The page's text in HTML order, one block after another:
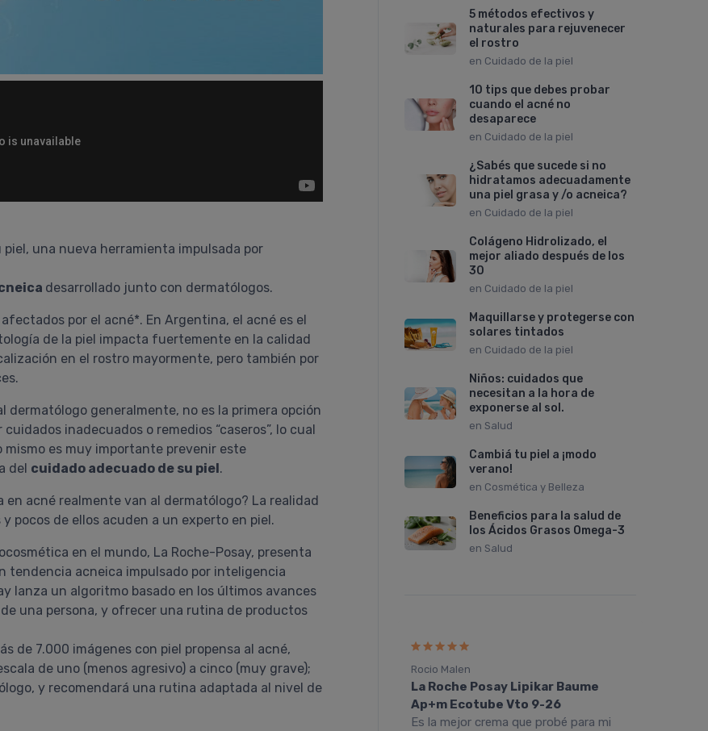
una nueva herramienta impulsada por
desarrollado junto con dermatólogos.
por el acné*. En Argentina, el acné es el
de la piel impacta fuertemente en la calidad
en el rostro mayormente, pero también por
dermatólogo generalmente, no es la primera opción
inadecuados o remedios “caseros”, lo cual
mismo es muy importante prevenir este
del cuidado adecuado de su piel.
acné realmente van al dermatólogo? La realidad
pocos de ellos acuden a un experto en piel.
en el mundo, La Roche-Posay, presenta
tendencia acneica impulsado por inteligencia
lanza un algoritmo basado en los últimos avances
una persona, y ofrecer una rutina de productos
de 7.000 imágenes con piel propensa al acné,
de uno (menos agresivo) a cinco (muy grave);
y recomendará una rutina adaptada al nivel de
5 métodos efectivos y
naturales para rejuvenecer
el rostro
en Cuidado de la piel
10 tips que debes probar
cuando el acné no
desaparece
en Cuidado de la piel
¿Sabés que sucede si no
hidratamos adecuadamente
una piel grasa y /o acneica?
en Cuidado de la piel
Colágeno Hidrolizado, el
mejor aliado después de los
30
en Cuidado de la piel
Maquillarse y protegerse con
solares tintados
en Cuidado de la piel
Niños: cuidados que
necesitan a la hora de
exponerse al sol.
en Salud
Cambiá tu piel a ¡modo
verano!
en Cosmética y Belleza
Beneficios para la salud de
los Ácidos Grasos Omega-3
en Salud
La Roche Posay Toleriane
Rocio Malen
La Roche Posay Lipikar Baume
Ap+m Ecotube Vto 9-26
Es la mejor crema que probé para mi